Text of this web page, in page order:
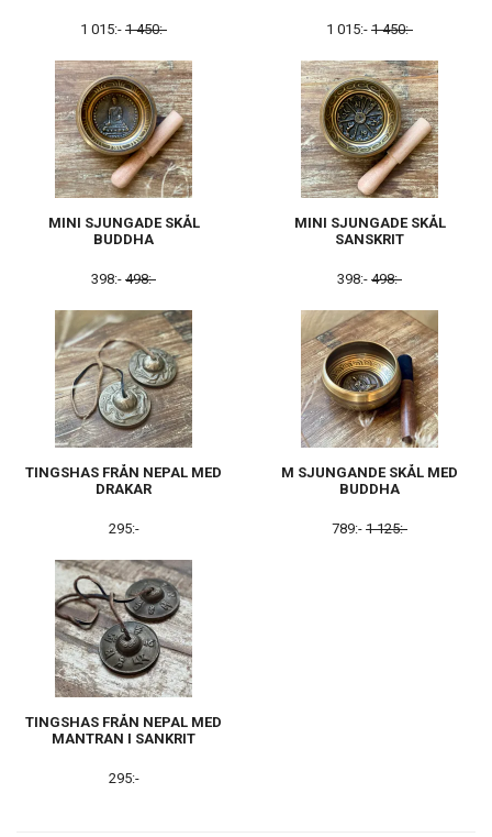
1 015:- 1 450:- 1 015:- 1 450:-
MINI SJUNGADE SKÅL
BUDDHA
398:- 498:-
MINI SJUNGADE SKÅL
SANSKRIT
398:- 498:-
TINGSHAS FRÅN NEPAL MED
DRAKAR
295:-
M SJUNGANDE SKÅL MED
BUDDHA
789:- 1 125:-
TINGSHAS FRÅN NEPAL MED
MANTRAN I SANKRIT
295:-